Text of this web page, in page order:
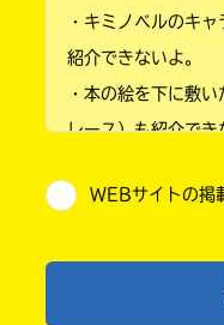
小学4年
小学6年
中学1年
・キミノベルのキ
紹介できないよ。
・本の絵を下に敷
レース）も紹介でき
・送ってからすぐ
ならないよう気をつ
WEBサイトの掲